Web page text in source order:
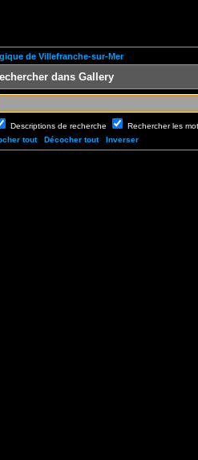
de Villefranche-sur-Mer
dans Gallery
Descriptions de recherche
Rechercher les
tout
Décocher tout Inverser